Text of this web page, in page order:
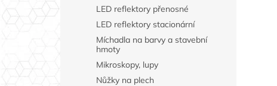
LED reflektory přenosné
LED reflektory stacionární
Míchadla na barvy a stavební
hmoty
Mikroskopy, lupy
Nůžky na plech